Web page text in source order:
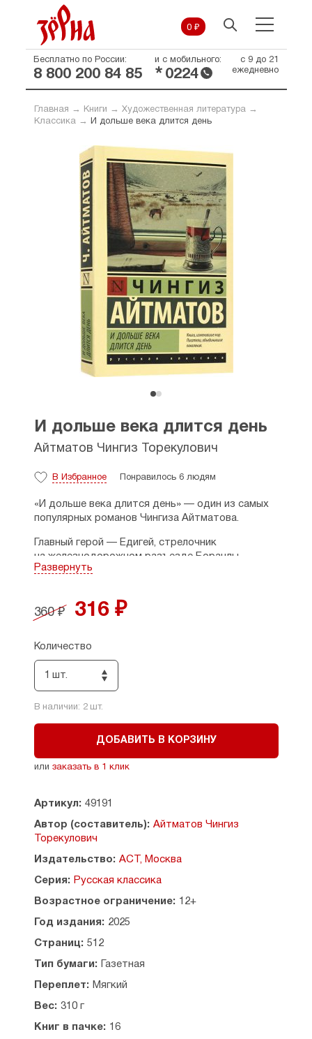
0 ₽
Бесплатно по России:
8 800 200 84 85
и с мобильного:
* 0224
с 9 до 21
ежедневно
Главная → Книги → Художественная литература→
Классика→ И дольше века длится день
И дольше века длится день
Айтматов Чингиз Торекулович
В Избранное Понравилось 6 людям
«И дольше века длится день» — один из самых
популярных романов Чингиза Айтматова.
Главный герой — Едигей, стрелочник
на железнодорожном разъезде Боранлы-
Буранный. По сторонам от железной дороги
и тут, кроме главного героя, живет только его
лучший друг — Казангап. Когда Казангап
кладбище Ана-Бейит — «Материнский
и преданий. Однако на месте кладбища, где
покоится множество поколений его предков,
космодром с часовым у ворот...
«И дольше века длится день» — сложный
миф и реальность, настоящее и прошлое.
Развернуть
360 ₽ 316 ₽
Количество
1 шт.
В наличии: 2шт.
ДОБАВИТЬ В КОРЗИНУ
или заказать в 1 клик
Артикул: 49191
Автор (составитель): Айтматов Чингиз
Торекулович
Издательство: АСТ, Москва
Серия: Русская классика
Возрастное ограничение: 12+
Год издания: 2025
Страниц: 512
Тип бумаги: Газетная
Переплет: Мягкий
Вес: 310 г
Книг в пачке: 16